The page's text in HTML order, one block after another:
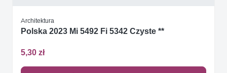
Architektura
Polska 2023 Mi 5492 Fi 5342 Czyste **
5,30 zł